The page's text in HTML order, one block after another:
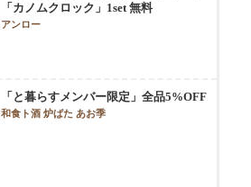
「カノムクロック」1set 無料
アンロー
「と暮らすメンバー限定」全品5%OFF
和食ト酒 炉ばた あお季